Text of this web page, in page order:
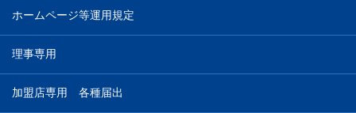
ホームページ等運用規定
理事専用
加盟店専用 各種届出